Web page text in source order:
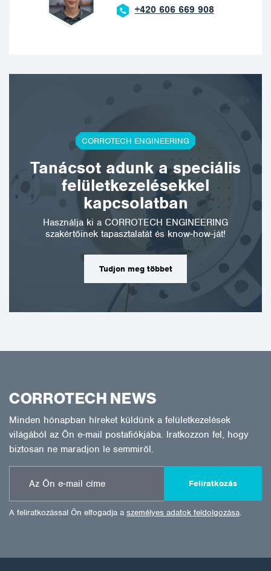
+420 606 669 908
CORROTECH ENGINEERING
Tanácsot adunk a speciális
felületkezelésekkel
kapcsolatban
Használja ki a CORROTECH ENGINEERING
szakértőinek tapasztalatát és know-how-ját!
Tudjon meg többet
CORROTECH NEWS
Minden hónapban híreket küldünk a felületkezelések
világából az Ön e-mail postafiókjába. Iratkozzon fel, hogy
biztosan ne maradjon le semmiről.
Feliratkozás
A feliratkozással Ön elfogadja a személyes adatok feldolgozása.